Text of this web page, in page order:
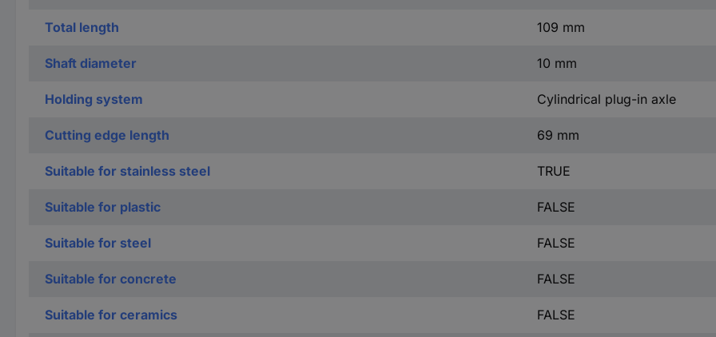
Total length 109 mm
Shaft diameter 10 mm
Holding system Cylindrical plug-in axle
Cutting edge length 69 mm
Suitable for stainless steel TRUE
Suitable for plastic FALSE
Suitable for steel FALSE
Suitable for concrete FALSE
Suitable for ceramics FALSE